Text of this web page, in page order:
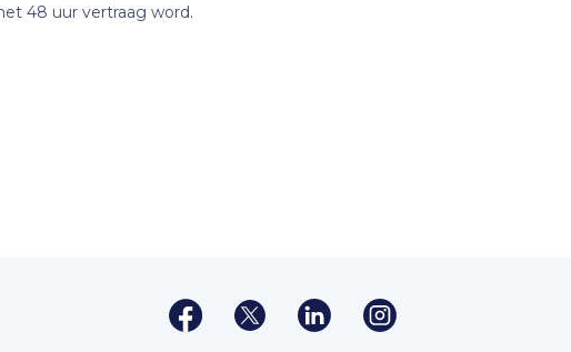
48 uur vertraag word.